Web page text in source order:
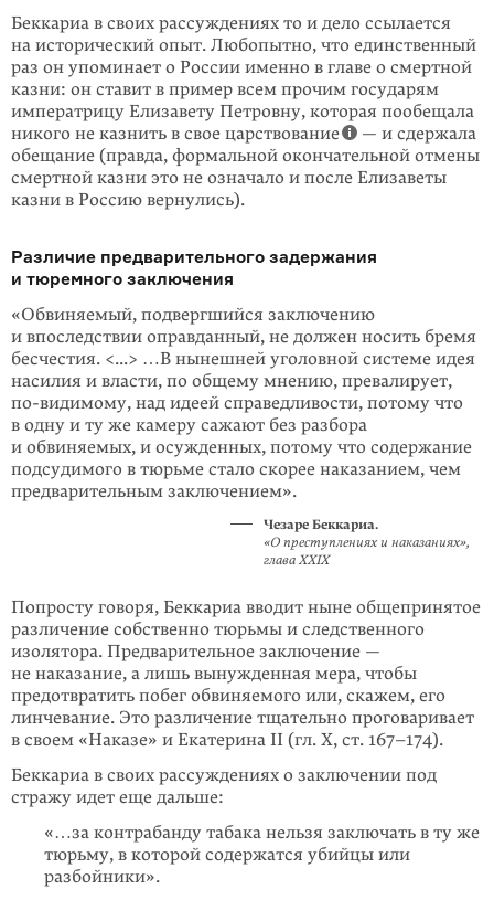
Беккариа в своих рассуждениях то и дело ссылается
на исторический опыт. Любопытно, что единственный
раз он упоминает о России именно в главе о смертной
казни: он ставит в пример всем прочим государям
императрицу Елизавету Петровну, которая пообещала
никого не казнить в свое царствование
— и сдержала
обещание (правда, формальной окончательной отмены
смертной казни это не означало и после Елизаветы
казни в Россию вернулись).
Различие предварительного задержания
и тюремного заключения
«Обвиняемый, подвергшийся заключению
и впоследствии оправданный, не должен носить бремя
бесчестия. <...> …В нынешней уголовной системе идея
насилия и власти, по общему мнению, превалирует,
по-видимому, над идеей справедливости, потому что
в одну и ту же камеру сажают без разбора
и обвиняемых, и осужденных, потому что содержание
подсудимого в тюрьме стало скорее наказанием, чем
предварительным заключением».
Чезаре Беккариа.
«О преступлениях и наказаниях»,
глава XXIX
Попросту говоря, Беккариа вводит ныне общепринятое
различение собственно тюрьмы и следственного
изолятора. Предварительное заключение —
не наказание, а лишь вынужденная мера, чтобы
предотвратить побег обвиняемого или, скажем, его
линчевание. Это различение тщательно проговаривает
в своем «Наказе» и Екатерина II (гл. Х, ст. 167–174).
Беккариа в своих рассуждениях о заключении под
стражу идет еще дальше:
«…за контрабанду табака нельзя заключать в ту же
тюрьму, в которой содержатся убийцы или
разбойники».